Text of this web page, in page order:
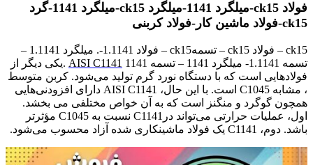
فولاد ck15-میلگرد 1141-میلگرد ck15-میلگرد 1141-گرد
ck15-فولاد ماشین کار-فولاد کربنی
ck15 – فولاد ck15 – تسمهck15 – فولاد 1.1141-. میلگرد 1.1141 –
تسمه 1.1141- میلگرد 1141 – تسمه 1141
AISI C1141 .یکی دیگر از
فولادهایی است که با دستگاه نورد گرم تولید می‌شود. کربن متوسط​
، مشابه C1045 است. با این حال، AISI C1141 دارای افزودنی‌هایی
همچون گوگرد و منگنز است که به آن خواص مختلفی می بخشد.
اول، عملیات حرارتی می‌تواند درC1141 نسبت به C1045 مؤثرتر
باشد. دوم، C1141 یک فولاد ماشینکاری شده آزاد محسوب می‌شود.